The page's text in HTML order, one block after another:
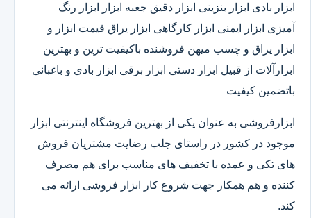
ابزار بادی ابزار بنزینی ابزار دقیق​ جعبه ابزار ابزار رنگ
آمیزی ابزار ایمنی ابزار کارگاهی ابزار یراق قیمت ابزار و
ابزار یراق و چسب میهن فروشنده باکیفیت ترین و بهترین
ابزارآلات از قبیل ابزار دستی ابزار برقی ابزار بادی و باغبانی
باتضمین کیفیت
ابزارفروشی به عنوان یکی از بهترین فروشگاه اینترنتی ابزار
موجود در کشور در راستای جلب رضایت مشتریان فروش
های تکی و عمده با تخفیف های مناسب برای هم مصرف
کننده و هم همکار جهت شروع کار ابزار فروشی ارائه می
کند.